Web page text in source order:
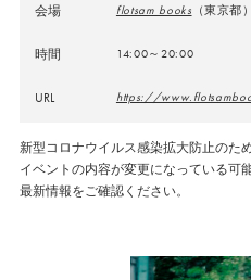
会場 flotsam books （東京都）
時間 14:00～20:00
URL https://
新型コロナウイルス感染拡大防止のた
イベントの内容が変更になっている可
最新情報をご確認ください。